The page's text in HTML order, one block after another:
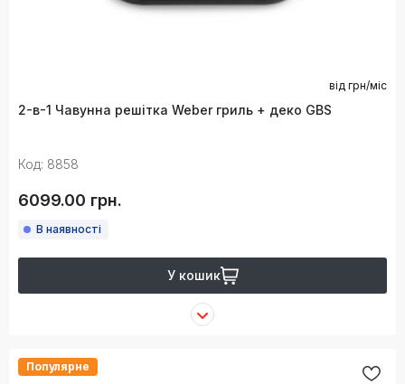
від грн/міс
2-в-1 Чавунна решітка Weber гриль + деко GBS
Код: 8858
6099.00 грн.
В наявності
У кошик
Популярне